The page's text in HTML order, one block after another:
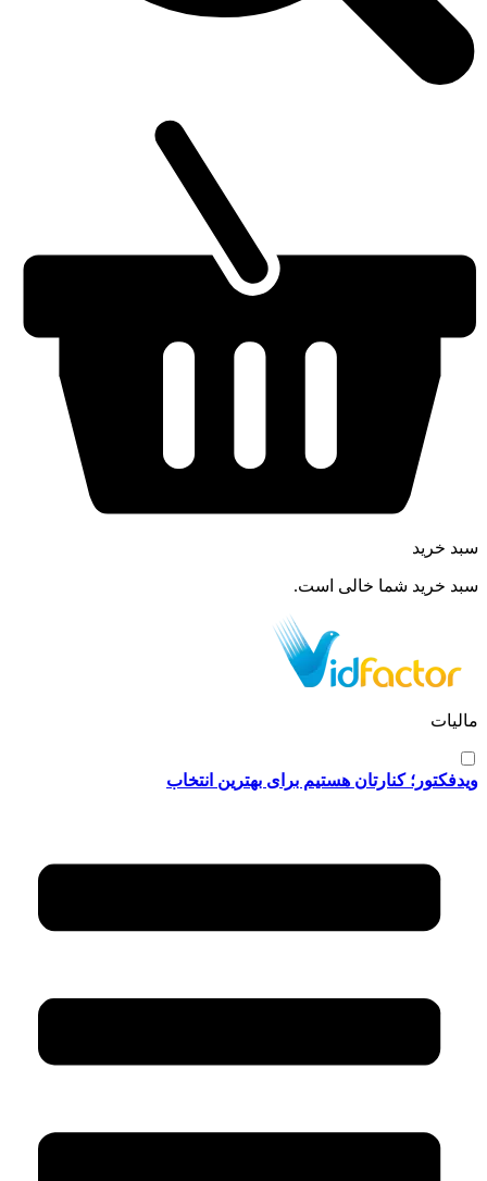
سبد خرید
سبد خرید شما خالی است.
مالیات
ویدفکتور؛ کنارتان هستیم برای بهترین انتخاب